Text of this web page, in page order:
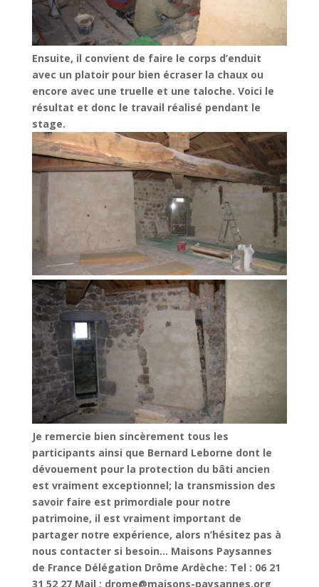
Ensuite, il convient de faire le corps d’enduit
avec un platoir pour bien écraser la chaux ou
encore avec une truelle et une taloche. Voici le
résultat et donc le travail réalisé pendant le
stage.
Je remercie bien sincèrement tous les
participants ainsi que Bernard Leborne dont le
dévouement pour la protection du bâti ancien
est vraiment exceptionnel; la transmission des
savoir faire est primordiale pour notre
patrimoine, il est vraiment important de
partager notre expérience, alors n’hésitez pas à
nous contacter si besoin… Maisons Paysannes
de France Délégation Drôme Ardèche: Tel : 06 21
31 52 27 Mail : drome@maisons-paysannes.org